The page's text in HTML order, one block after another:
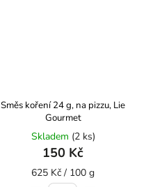
Směs koření 24 g, na pizzu, Lie
Gourmet
Skladem (2 ks)
150 Kč
625 Kč / 100 g